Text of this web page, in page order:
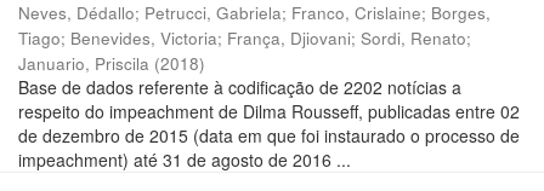
Neves, Dédallo; Petrucci, Gabriela; Franco, Crislaine; Borges,
Tiago; Benevides, Victoria; França, Djiovani; Sordi, Renato;
Januario, Priscila (2018)
Base de dados referente à codificação de 2202 notícias a
respeito do impeachment de Dilma Rousseff, publicadas entre 02
de dezembro de 2015 (data em que foi instaurado o processo de
impeachment) até 31 de agosto de 2016 ...